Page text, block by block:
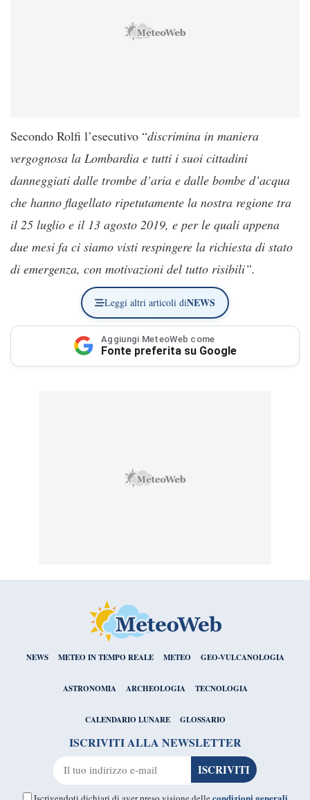
Secondo Rolfi l’esecutivo “discrimina in maniera
vergognosa la Lombardia e tutti i suoi cittadini
danneggiati dalle trombe d’aria e dalle bombe d’acqua
che hanno flagellato ripetutamente la nostra regione tra
il 25 luglio e il 13 agosto 2019, e per le quali appena
due mesi fa ci siamo visti respingere la richiesta di stato
di emergenza, con motivazioni del tutto risibili”.
Leggi altri articoli diNEWS
Aggiungi MeteoWeb come
Fonte preferita su Google
NEWS METEO IN TEMPO REALE METEO GEO-VULCANOLOGIA
ASTRONOMIA ARCHEOLOGIA TECNOLOGIA
CALENDARIO LUNARE GLOSSARIO
ISCRIVITI ALLA NEWSLETTER